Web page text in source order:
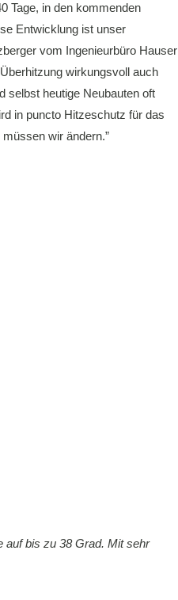
Tage, in den kommenden
Entwicklung ist unser
vom Ingenieurbüro Hauser
wirkungsvoll auch
selbst heutige Neubauten oft
in puncto Hitzeschutz für das
wir ändern.”
auf bis zu 38 Grad. Mit sehr